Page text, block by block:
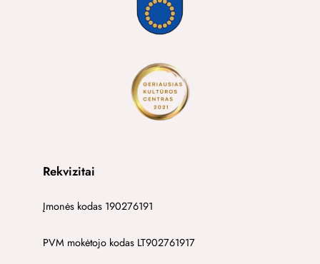
Rekvizitai
Įmonės kodas 190276191
PVM mokėtojo kodas LT902761917